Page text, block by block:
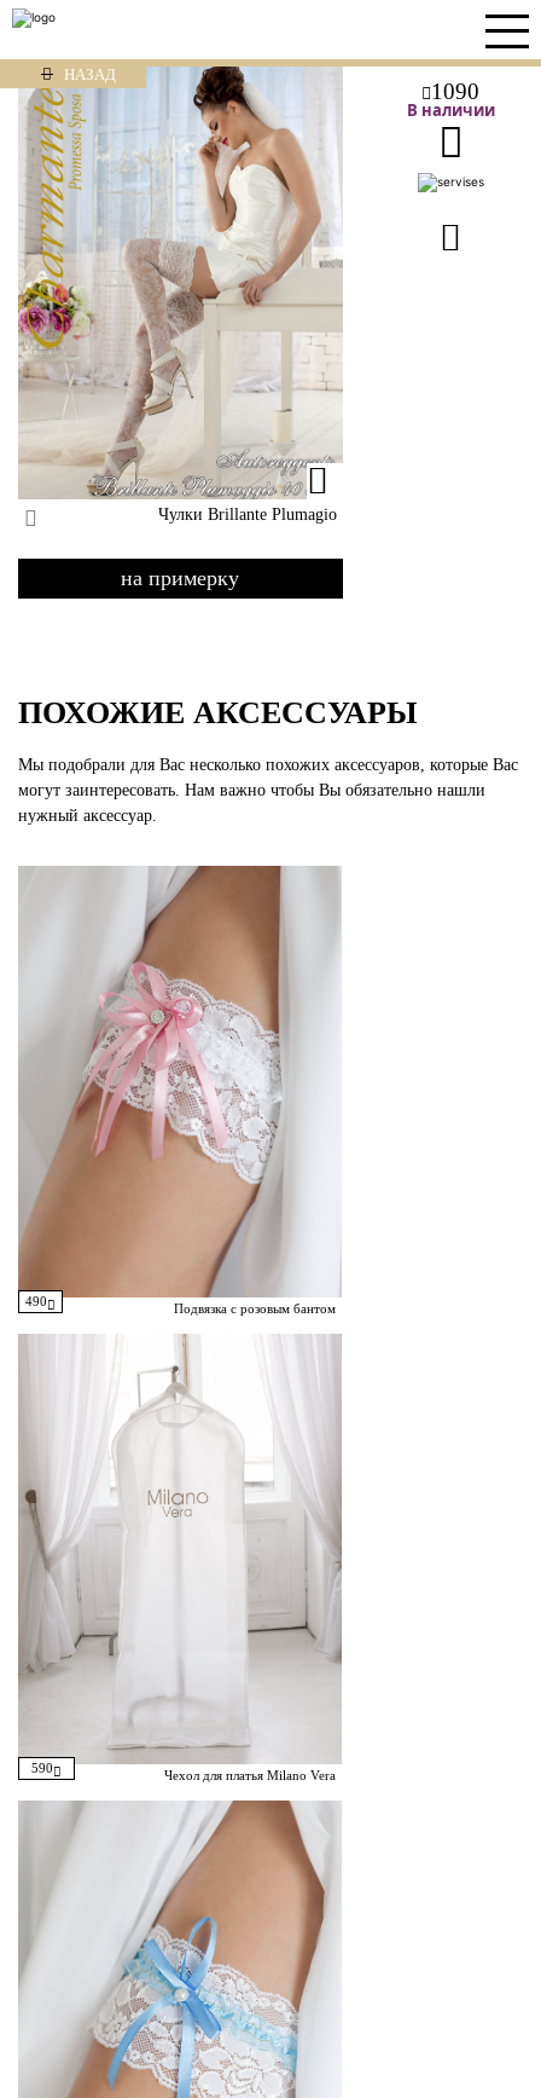
НАЗАД
1090
В наличии
Чулки Brillante Plumagio
на примерку
ПОХОЖИЕ АКСЕССУАРЫ
Мы подобрали для Вас несколько похожих аксессуаров, которые Вас
могут заинтересовать. Нам важно чтобы Вы обязательно нашли
нужный аксессуар.
490 Подвязка с розовым бантом
590 Чехол для платья Milano Vera